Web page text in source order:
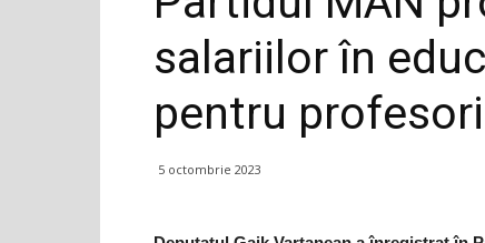
salariilor în
pentru
5 octombrie 2023